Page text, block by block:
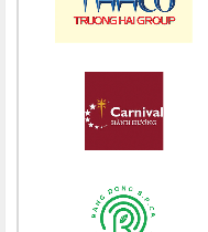
Chúc mừng bổn mạng Chị
Chúc mừng bổn mạng
Chúc mừng bổn mạng
Chúc mừng bổn mạng